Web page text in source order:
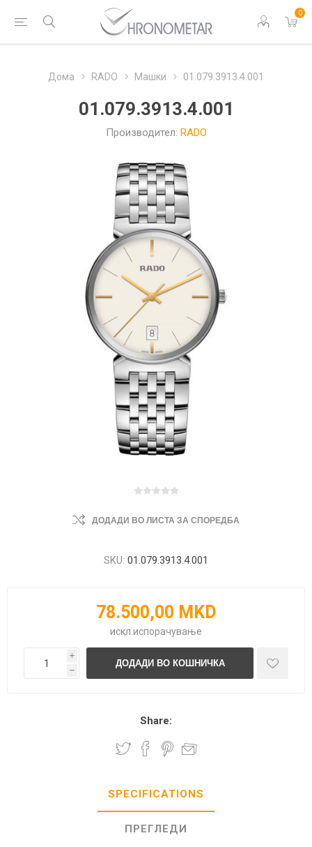
0
Дома RADO Машки 01.079.3913.4.001
01.079.3913.4.001
Производител: RADO
ДОДАДИ ВО ЛИСТА ЗА СПОРЕДБА
SKU: 01.079.3913.4.001
78.500,00 MKD
искл. испорачување
i
h
Share:
SPECIFICATIONS
ПРЕГЛЕДИ